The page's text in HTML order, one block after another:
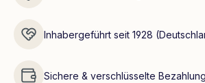
Inhabergeführt seit 1928
Sichere & verschlüsselte Bezahlung